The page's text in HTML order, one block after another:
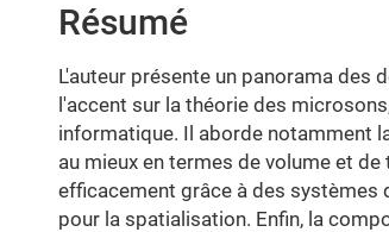
Résumé
L'auteur présente un panorama
l'accent sur la théorie des
informatique. Il aborde notamment
au mieux en termes de volume et
efficacement grâce à des
pour la spatialisation. Enfin, la